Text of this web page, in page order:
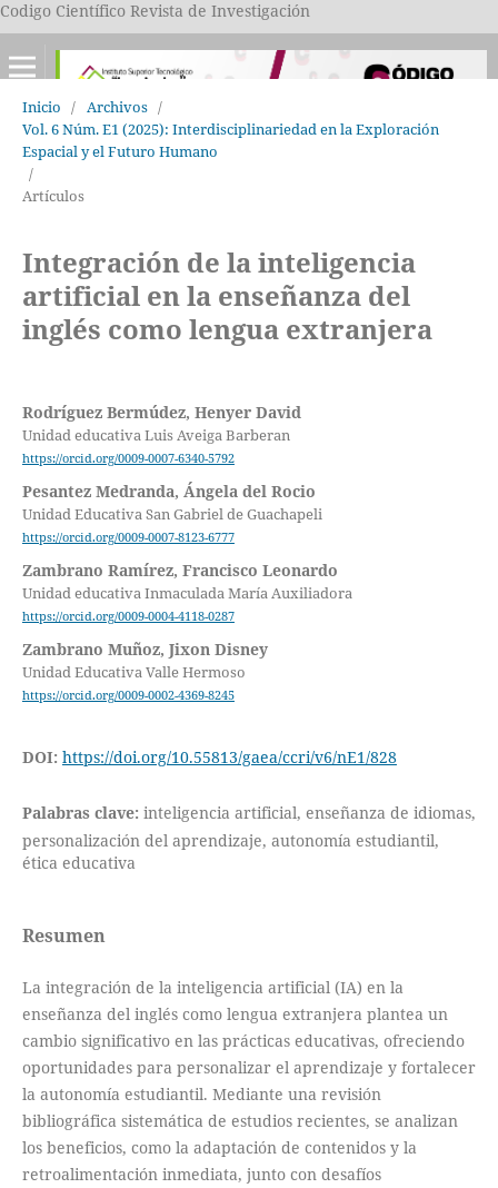
Codigo Científico Revista de Investigación
Inicio / Archivos /
Vol. 6 Núm. E1 (2025): Interdisciplinariedad en la Exploración
Espacial y el Futuro Humano
/
Artículos
Integración de la inteligencia
artificial en la enseñanza del
inglés como lengua extranjera
Rodríguez Bermúdez, Henyer David
Unidad educativa Luis Aveiga Barberan
https://orcid.org/0009-0007-6340-5792
Pesantez Medranda, Ángela del Rocio
Unidad Educativa San Gabriel de Guachapeli
https://orcid.org/0009-0007-8123-6777
Zambrano Ramírez, Francisco Leonardo
Unidad educativa Inmaculada María Auxiliadora
https://orcid.org/0009-0004-4118-0287
Zambrano Muñoz, Jixon Disney
Unidad Educativa Valle Hermoso
https://orcid.org/0009-0002-4369-8245
DOI: https://doi.org/10.55813/gaea/ccri/v6/nE1/828
Palabras clave: inteligencia artificial, enseñanza de idiomas,
personalización del aprendizaje, autonomía estudiantil,
ética educativa
Resumen
La integración de la inteligencia artificial (IA) en la
enseñanza del inglés como lengua extranjera plantea un
cambio significativo en las prácticas educativas, ofreciendo
oportunidades para personalizar el aprendizaje y fortalecer
la autonomía estudiantil. Mediante una revisión
bibliográfica sistemática de estudios recientes, se analizan
los beneficios, como la adaptación de contenidos y la
retroalimentación inmediata, junto con desafíos